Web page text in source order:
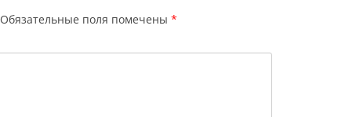
Обязательные поля помечены *